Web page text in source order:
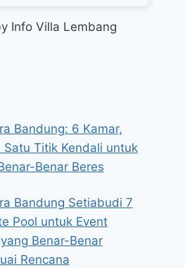
Info Villa Lembang
Bandung: 6 Kamar,
Satu Titik Kendali untuk
Benar Beres
Bandung Setiabudi 7
Pool untuk Event
Benar-Benar
Rencana